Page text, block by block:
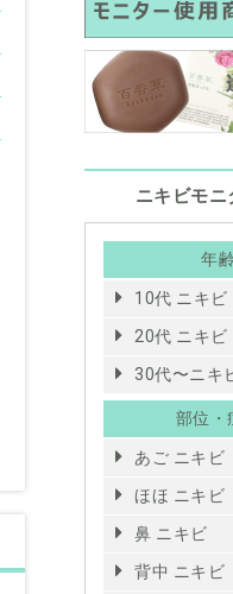
ニキビモ
年
10代 ニキビ
20代 ニキビ
30代〜ニキ
部位・
あご ニキビ
ほほ ニキビ
鼻 ニキビ
背中 ニキビ